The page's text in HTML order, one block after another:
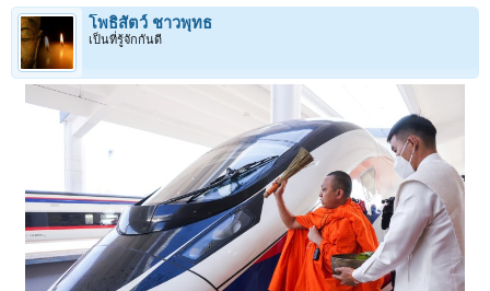
โพธิสัตว์ ชาวพุทธ
เป็นที่รู้จักกันดี